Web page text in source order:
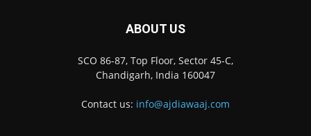
ABOUT US
SCO 86-87, Top Floor, Sector 45-C,
Chandigarh, India 160047
Contact us: info@ajdiawaaj.com